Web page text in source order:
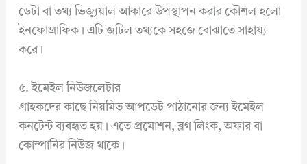
ডেটা বা তথ্য ভিজ্যুয়াল আকারে উপস্থাপন করার কৌশল হলো
ইনফোগ্রাফিক। এটি জটিল তথ্যকে সহজে বোঝাতে সাহায্য
করে।
৫. ইমেইল নিউজলেটার
গ্রাহকদের কাছে নিয়মিত আপডেট পাঠানোর জন্য ইমেইল
কনটেন্ট ব্যবহৃত হয়। এতে প্রমোশন, ব্লগ লিংক, অফার বা
কোম্পানির নিউজ থাকে।